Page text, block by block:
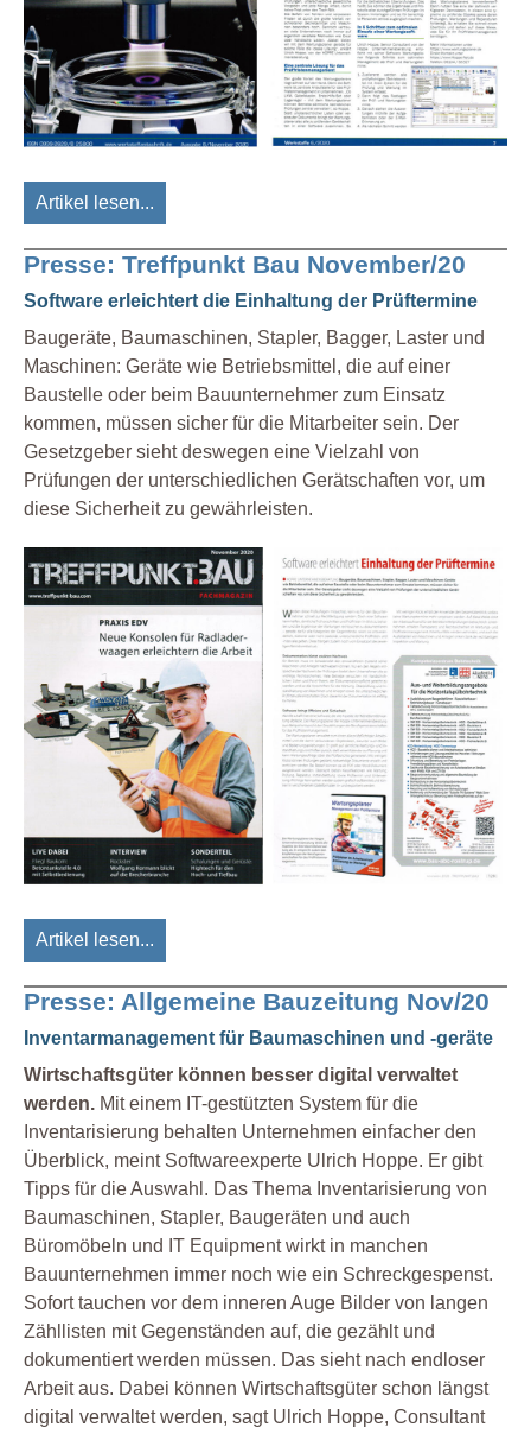
Artikel lesen...
Presse: Treffpunkt Bau November/20
Software erleichtert die Einhaltung der Prüftermine
Baugeräte, Baumaschinen, Stapler, Bagger, Laster und
Maschinen: Geräte wie Betriebsmittel, die auf einer
Baustelle oder beim Bauunternehmer zum Einsatz
kommen, müssen sicher für die Mitarbeiter sein. Der
Gesetzgeber sieht deswegen eine Vielzahl von
Prüfungen der unterschiedlichen Gerätschaften vor, um
diese Sicherheit zu gewährleisten.
Artikel lesen...
Presse: Allgemeine Bauzeitung Nov/20
Inventarmanagement für Baumaschinen und -geräte
Wirtschaftsgüter können besser digital verwaltet
werden. Mit einem IT-gestützten System für die
Inventarisierung behalten Unternehmen einfacher den
Überblick, meint Softwareexperte Ulrich Hoppe. Er gibt
Tipps für die Auswahl. Das Thema Inventarisierung von
Baumaschinen, Stapler, Baugeräten und auch
Büromöbeln und IT Equipment wirkt in manchen
Bauunternehmen immer noch wie ein Schreckgespenst.
Sofort tauchen vor dem inneren Auge Bilder von langen
Zähllisten mit Gegenständen auf, die gezählt und
dokumentiert werden müssen. Das sieht nach endloser
Arbeit aus. Dabei können Wirtschaftsgüter schon längst
digital verwaltet werden, sagt Ulrich Hoppe, Consultant